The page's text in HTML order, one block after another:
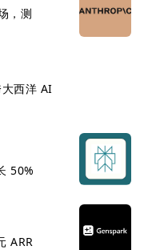
，测
西洋 AI
50%
ARR